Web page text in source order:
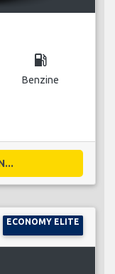
local_gas_station
Benzine
ECONOMY ELITE